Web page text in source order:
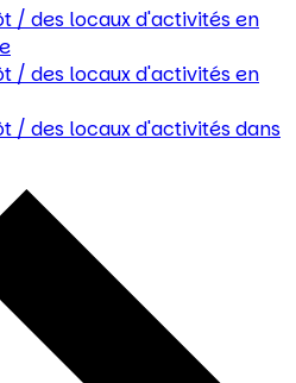
/ des locaux d'activitésen
/ des locaux d'activitésen
/ des locaux d'activitésdans